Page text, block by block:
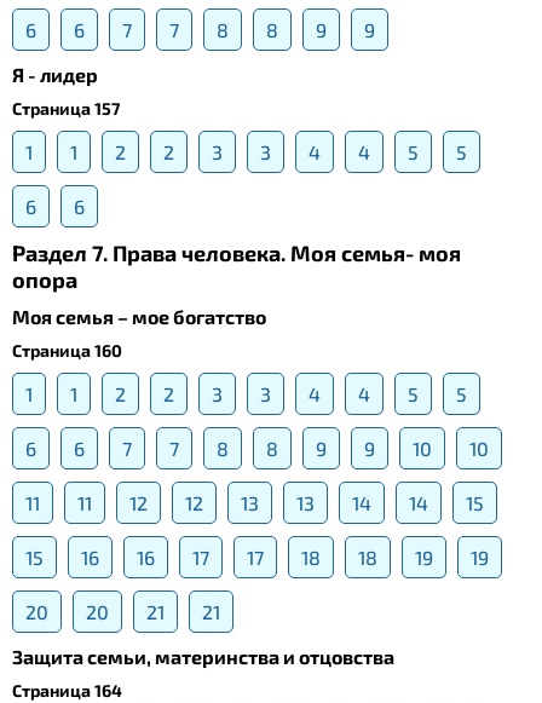
6 6 7 7 8 8 9
9
Я - лидер
Страница 157
1 1 2 2 3 3 4 4 5 5
6 6
Раздел 7. Права человека. Моя семья- моя
опора
Моя семья – мое богатство
Страница 160
1 1 2 2 3 3 4 4 5 5
6 6 7 7 8 8 9 9 10 10
11 11 12 12 13 13 14 14 15
15 16 16 17 17 18 18 19 19
20 20 21
21
Защита семьи, материнства и отцовства
Страница 164